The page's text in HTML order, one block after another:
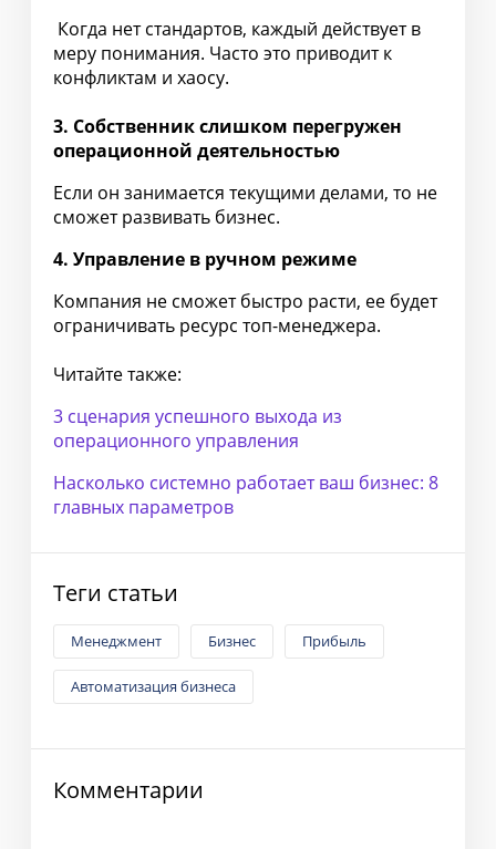
Когда нет стандартов, каждый действует в
меру понимания. Часто это приводит к
конфликтам и хаосу.
3. Собственник слишком перегружен
операционной деятельностью
Если он занимается текущими делами, то не
сможет развивать бизнес.
4. Управление в ручном режиме
Компания не сможет быстро расти, ее будет
ограничивать ресурс топ-менеджера.
Читайте также:
3 сценария успешного выхода из
операционного управления
Насколько системно работает ваш бизнес: 8
главных параметров
Теги статьи
Менеджмент Бизнес Прибыль
Автоматизация бизнеса
Комментарии